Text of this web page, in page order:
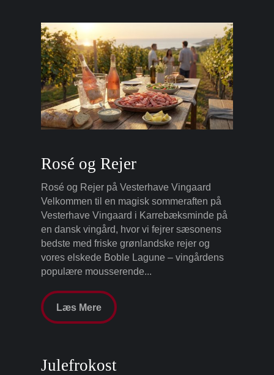
Rosé og Rejer
Rosé og Rejer på Vesterhave Vingaard
Velkommen til en magisk sommeraften på
Vesterhave Vingaard i Karrebæksminde på
en dansk vingård, hvor vi fejrer sæsonens
bedste med friske grønlandske rejer og
vores elskede Boble Lagune – vingårdens
populære mousserende...
Læs Mere
Julefrokost